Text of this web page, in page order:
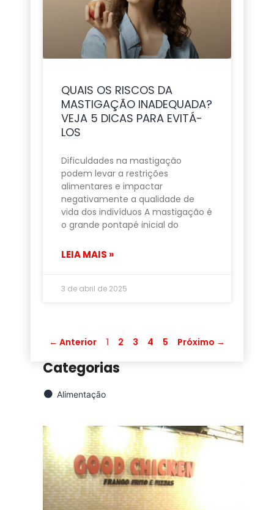
QUAIS OS RISCOS DA
MASTIGAÇÃO INADEQUADA?
VEJA 5 DICAS PARA EVITÁ-
LOS
Dificuldades na mastigação
podem levar a restrições
alimentares e impactar
negativamente a qualidade de
vida dos indivíduos A mastigação é
o grande pontapé inicial do
LEIA MAIS »
3 de abril de 2025
← Anterior 1 2 3 4 5 Próximo →
Categorias
Alimentação